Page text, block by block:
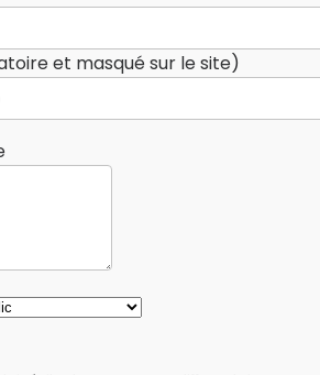
et masqué sur le site)